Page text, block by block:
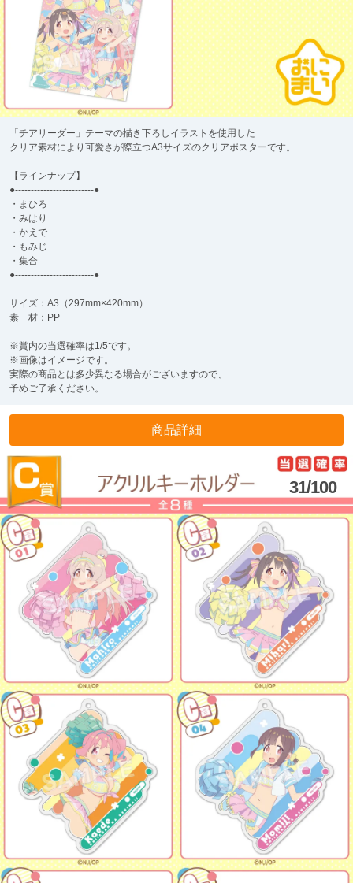
「チアリーダー」テーマの描き下ろしイラストを使用した
クリア素材により可愛さが際立つA3サイズのクリアポスターです。
【ラインナップ】
●-------------------------●
・まひろ
・みはり
・かえで
・もみじ
・集合
●-------------------------●
サイズ：A3（297mm×420mm）
素 材：PP
※賞内の当選確率は1/5です。
※画像はイメージです。
実際の商品とは多少異なる場合がございますので、
予めご了承ください。
商品詳細
31/100